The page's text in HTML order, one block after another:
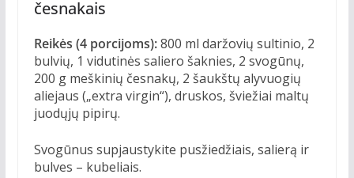
česnakais
Reikės (4 porcijoms):800 ml daržovių sultinio, 2
bulvių, 1 vidutinės saliero šaknies, 2 svogūnų,
200 g meškinių česnakų, 2 šaukštų alyvuogių
aliejaus („extra virgin“), druskos, šviežiai maltų
juodųjų pipirų.
Svogūnus supjaustykite pusžiedžiais, salierą ir
bulves – kubeliais.